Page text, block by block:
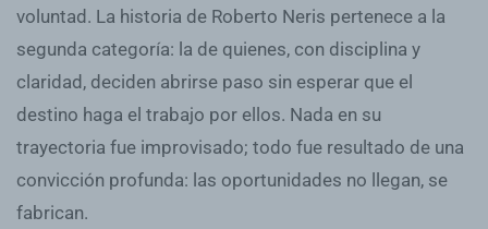
voluntad. La historia de Roberto Neris pertenece a la
segunda categoría: la de quienes, con disciplina y
claridad, deciden abrirse paso sin esperar que el
destino haga el trabajo por ellos. Nada en su
trayectoria fue improvisado; todo fue resultado de una
convicción profunda: las oportunidades no llegan, se
fabrican.